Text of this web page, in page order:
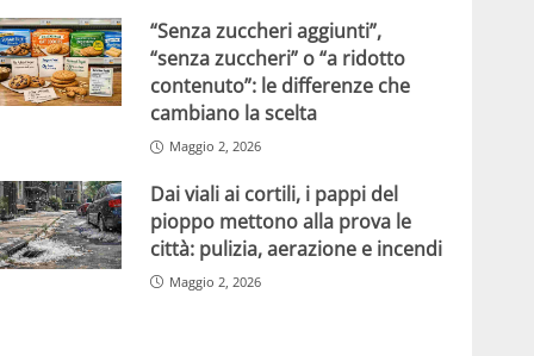
“Senza zuccheri aggiunti”,
“senza zuccheri” o “a ridotto
contenuto”: le differenze che
cambiano la scelta
Maggio 2, 2026
Dai viali ai cortili, i pappi del
pioppo mettono alla prova le
città: pulizia, aerazione e incendi
Maggio 2, 2026